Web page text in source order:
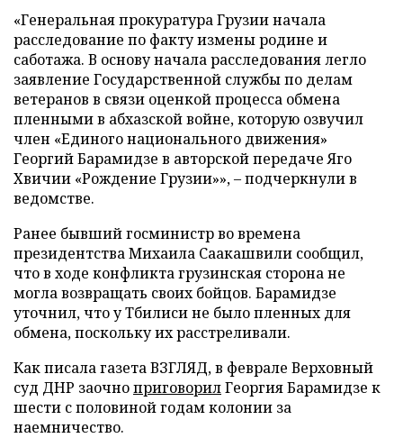
«Генеральная прокуратура Грузии начала
расследование по факту измены родине и
саботажа. В основу начала расследования легло
заявление Государственной службы по делам
ветеранов в связи оценкой процесса обмена
пленными в абхазской войне, которую озвучил
член «Единого национального движения»
Георгий Барамидзе в авторской передаче Яго
Хвичии «Рождение Грузии»», – подчеркнули в
ведомстве.
Ранее бывший госминистр во времена
президентства Михаила Саакашвили сообщил,
что в ходе конфликта грузинская сторона не
могла возвращать своих бойцов. Барамидзе
уточнил, что у Тбилиси не было пленных для
обмена, поскольку их расстреливали.
Как писала газета ВЗГЛЯД, в феврале Верховный
суд ДНР заочноприговорилГеоргия Барамидзе к
шести с половиной годам колонии за
наемничество.